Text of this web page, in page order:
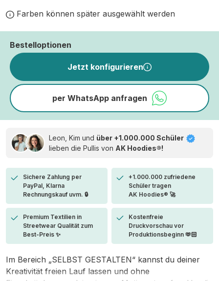
Farben können später ausgewählt werden
Bestelloptionen
Jetzt konfigurieren
per WhatsApp anfragen
Leon, Kim und über +1.000.000 Schüler
lieben die Pullis von AK Hoodies®!
Sichere Zahlung per
PayPal, Klarna
Rechnungskauf uvm. 🔒
+1.000.000 zufriedene
Schüler tragen
AK Hoodies® 🚀
Premium Textilien in
Streetwear Qualität zum
Best-Preis ✨
Kostenfreie
Druckvorschau vor
Produktionsbeginn 🫶🏻
Im Bereich „SELBST GESTALTEN“ kannst du deiner
Kreativität freien Lauf lassen und ohne